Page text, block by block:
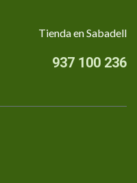
Tienda en Sabadell
937 100 236